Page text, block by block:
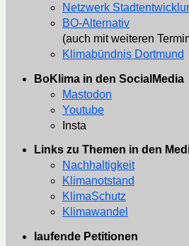
Netzwerk
BO-Alternativ
(auch mit weiteren
Klimabündnis Dortmund
BoKlima in den SocialMedia
Mastodon
Youtube
Insta
Links zu Themen in den
Nachhaltigkeit
Klimanotstand
KlimaSchutz
Klimawandel
laufende Petitionen